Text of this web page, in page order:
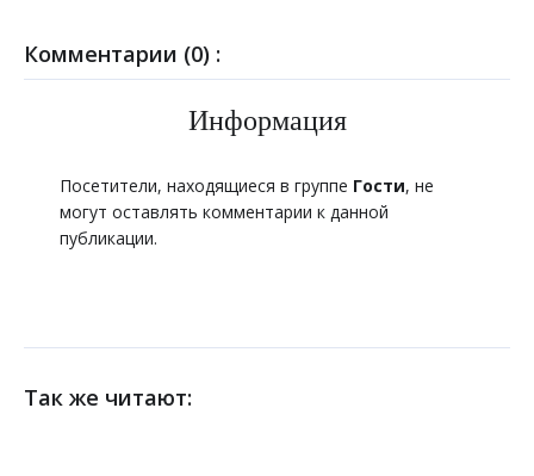
Комментарии (0) :
Информация
Посетители, находящиеся в группе Гости, не
могут оставлять комментарии к данной
публикации.
Так же читают: